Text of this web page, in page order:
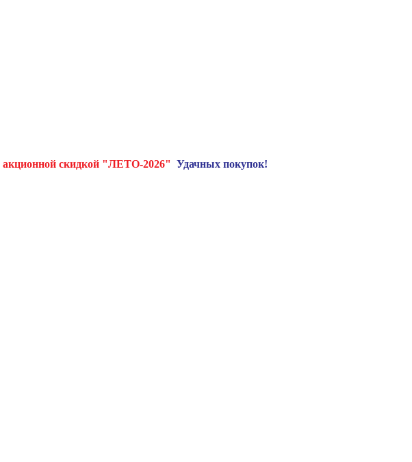
акционной скидкой "ЛЕТО-2026" Удачных покупок!